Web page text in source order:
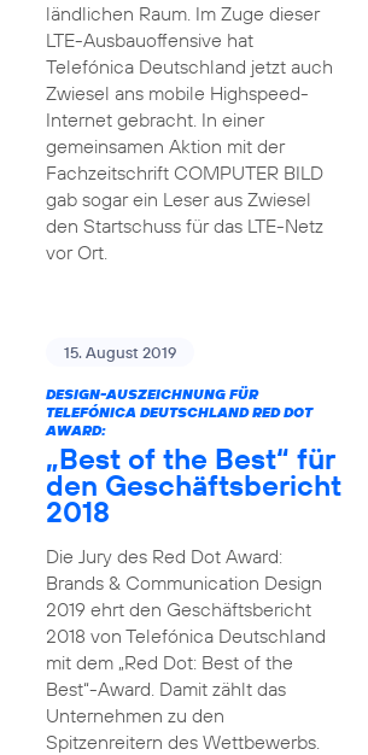
ländlichen Raum. Im Zuge dieser
LTE-Ausbauoffensive hat
Telefónica Deutschland jetzt auch
Zwiesel ans mobile Highspeed-
Internet gebracht. In einer
gemeinsamen Aktion mit der
Fachzeitschrift COMPUTER BILD
gab sogar ein Leser aus Zwiesel
den Startschuss für das LTE-Netz
vor Ort.
15. August 2019
DESIGN-AUSZEICHNUNG FÜR
TELEFÓNICA DEUTSCHLAND RED DOT
AWARD:
„Best of the Best“ für
den Geschäftsbericht
2018
Die Jury des Red Dot Award:
Brands & Communication Design
2019 ehrt den Geschäftsbericht
2018 von Telefónica Deutschland
mit dem „Red Dot: Best of the
Best“-Award. Damit zählt das
Unternehmen zu den
Spitzenreitern des Wettbewerbs.